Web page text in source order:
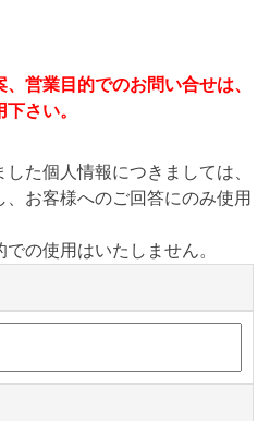
営業目的でのお問い合せは、
さい。
た個人情報につきましては、
お客様へのご回答にのみ使用
の使用はいたしません。